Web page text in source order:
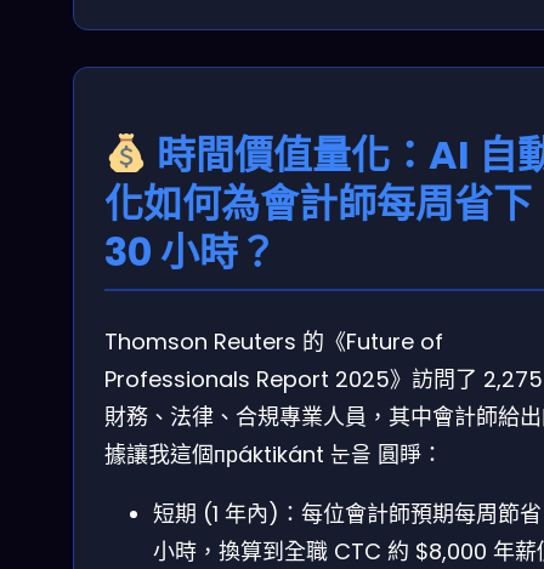
時間價值量化：AI 自
化如何為會計師每周省下
30 小時？
Thomson Reuters 的《Future of
Professionals Report 2025》訪問了
財務、法律、合規專業人員，其中會計師給
據讓我這個прáktikánt 눈을 圓睜：
短期 (1 年內)：每位會計師預期每周節
小時，換算到全職 CTC 約 $8,000 年薪